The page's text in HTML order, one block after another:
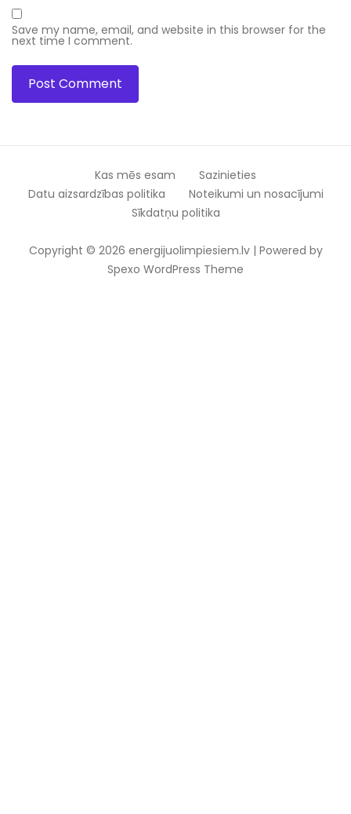
Save my name, email, and website in this browser for the
next time I comment.
Copyright © 2026 energijuolimpiesiem.lv | Powered by
Spexo WordPress Theme
Kas mēs esam
Sazinieties
Datu aizsardzības politika
Noteikumi un nosacījumi
Sīkdatņu politika